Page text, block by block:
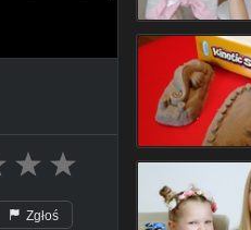
Zgłoś